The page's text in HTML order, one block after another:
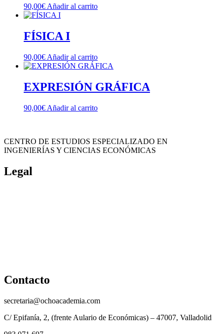
90,00€ Añadir al carrito
FÍSICA I
90,00€ Añadir al carrito
EXPRESIÓN GRÁFICA
90,00€ Añadir al carrito
CENTRO DE ESTUDIOS ESPECIALIZADO EN
INGENIERÍAS Y CIENCIAS ECONÓMICAS
Legal
Contacto
secretaria@ochoacademia.com
C/ Epifanía, 2, (frente Aulario de Económicas) – 47007, Valladolid